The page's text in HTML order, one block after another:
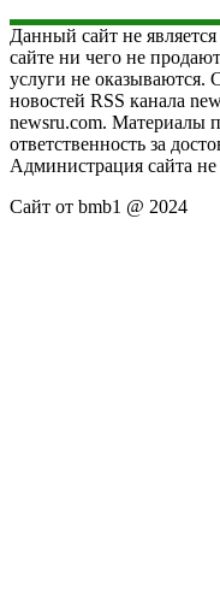
Данный сайт не
сайте ни чего не
услуги не оказываются.
новостей RSS канала
newsru.com. Материалы
ответственность за
Администрация сайта не
Сайт от bmb1 @ 2024